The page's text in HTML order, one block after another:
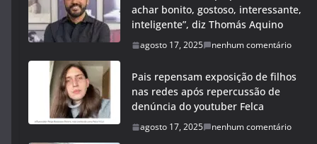
achar bonito, gostoso, interessante,
inteligente”, diz Thomás Aquino
agosto 17, 2025 nenhum comentário
Pais repensam exposição de filhos
nas redes após repercussão de
denúncia do youtuber Felca
agosto 17, 2025 nenhum comentário